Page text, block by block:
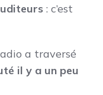
: c’est
a traversé
il y a un peu